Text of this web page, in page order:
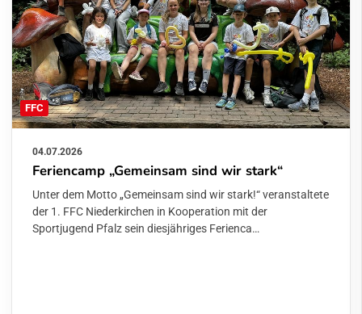
FFC
04.07.2026
Feriencamp „Gemeinsam sind wir stark“
Unter dem Motto „Gemeinsam sind wir stark!“ veranstaltete
der 1. FFC Niederkirchen in Kooperation mit der
Sportjugend Pfalz sein diesjähriges Ferienca…